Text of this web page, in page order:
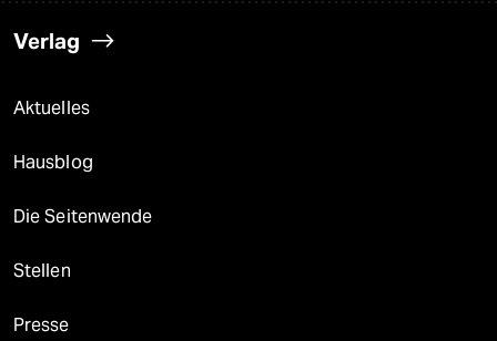
Verlag
Aktuelles
Hausblog
Die Seitenwende
Stellen
Presse